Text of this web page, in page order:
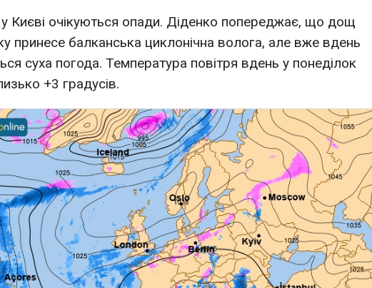
у Києві очікуються опади. Діденко попереджає, що дощ
принесе балканська циклонічна волога, але вже вдень
суха погода. Температура повітря вдень у понеділок
+3 градусів.